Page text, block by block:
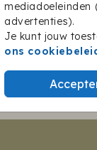
mediadoeleinden
advertenties).
Je kunt jouw
ons